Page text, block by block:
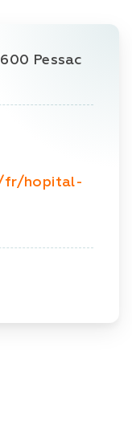
Pessac
fr/hopital-